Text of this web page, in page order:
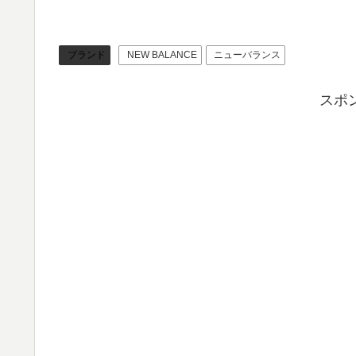
ブランド NEW BALANCE ニューバランス
スポ